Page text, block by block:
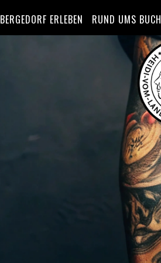
BERGEDORF ERLEBEN RUND UMS BUCH